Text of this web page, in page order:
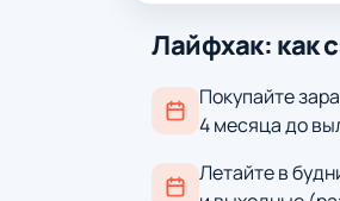
Лайфхак: как
Покупайте
4 месяца до
Летайте в